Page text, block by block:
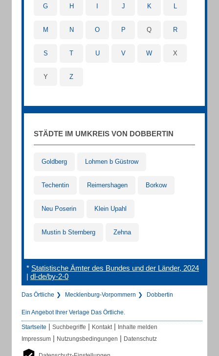
G H J K L
M N O P Q R
S T U V W X
Y Z
STÄDTE IM UMKREIS VON DOBBERTIN
Goldberg Lohmen b Güstrow
Techentin Reimershagen Borkow
Neu Poserin Klein Upahl
Mustin b Sternberg Zehna
* Statistische Ämter des Bundes und der Länder, 2024
| dl-de/by-2-0
Das Örtliche Mecklenburg-Vorpommern Dobbertin
Ein Angebot Ihrer Verlage Das Örtliche.
Startseite | Suchbegriffe | Kontakt | Inhalte melden
Impressum | Nutzungsbedingungen | Datenschutz